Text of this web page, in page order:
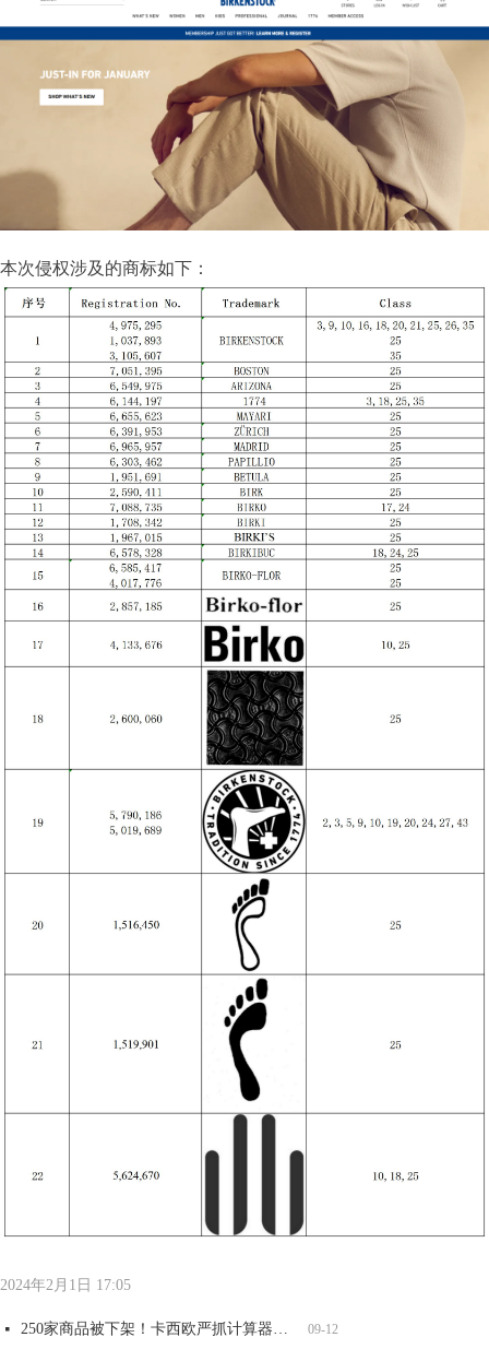
本次侵权涉及的商标如下：
2024年2月1日 17:05
넷
09-12
넷
넷
넷
넷 全网爆火可达鸭，能卖吗？
넷